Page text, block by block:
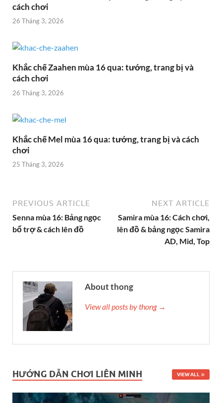
cách chơi
26 Tháng 3, 2026
Khắc chế Zaahen mùa 16 qua: tướng, trang bị và
cách chơi
26 Tháng 3, 2026
Khắc chế Mel mùa 16 qua: tướng, trang bị và cách
chơi
25 Tháng 3, 2026
PREVIOUS ARTICLE
Senna mùa 16: Bảng ngọc
bổ trợ & cách lên đồ
NEXT ARTICLE
Samira mùa 16: Cách chơi,
lên đồ & bảng ngọc Samira
AD, Mid, Top
About thong
View all posts by thong →
HƯỚNG DẪN CHƠI LIÊN MINH VIEW ALL